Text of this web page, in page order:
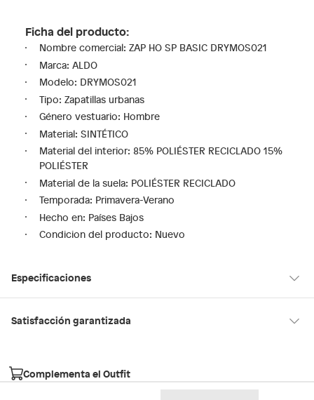
Ficha del producto:
Nombre comercial: ZAP HO SP BASIC DRYMOS021
Marca: ALDO
Modelo: DRYMOS021
Tipo: Zapatillas urbanas
Género vestuario: Hombre
Material: SINTÉTICO
Material del interior: 85% POLIÉSTER RECICLADO 15%
POLIÉSTER
Material de la suela: POLIÉSTER RECICLADO
Temporada: Primavera-Verano
Hecho en: Países Bajos
Condicion del producto: Nuevo
Especificaciones
Hecho en
Satisfacción garantizada
Sin embargo, tenemos categorías que cuentan con plazos
Complementa el Outfit